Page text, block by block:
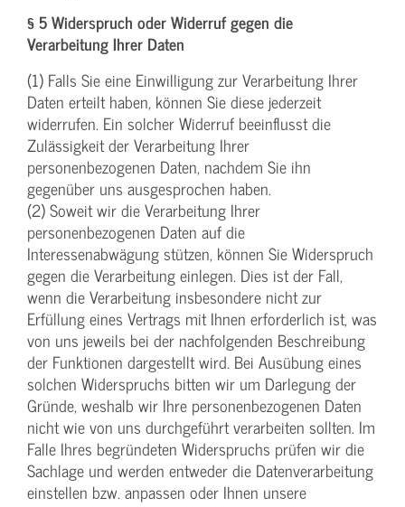
§ 5 Widerspruch oder Widerruf gegen die
Verarbeitung Ihrer Daten
(1) Falls Sie eine Einwilligung zur Verarbeitung Ihrer
Daten erteilt haben, können Sie diese jederzeit
widerrufen. Ein solcher Widerruf beeinflusst die
Zulässigkeit der Verarbeitung Ihrer
personenbezogenen Daten, nachdem Sie ihn
gegenüber uns ausgesprochen haben.
(2) Soweit wir die Verarbeitung Ihrer
personenbezogenen Daten auf die
Interessenabwägung stützen, können Sie Widerspruch
gegen die Verarbeitung einlegen. Dies ist der Fall,
wenn die Verarbeitung insbesondere nicht zur
Erfüllung eines Vertrags mit Ihnen erforderlich ist, was
von uns jeweils bei der nachfolgenden Beschreibung
der Funktionen dargestellt wird. Bei Ausübung eines
solchen Widerspruchs bitten wir um Darlegung der
Gründe, weshalb wir Ihre personenbezogenen Daten
nicht wie von uns durchgeführt verarbeiten sollten. Im
Falle Ihres begründeten Widerspruchs prüfen wir die
Sachlage und werden entweder die Datenverarbeitung
einstellen bzw. anpassen oder Ihnen unsere